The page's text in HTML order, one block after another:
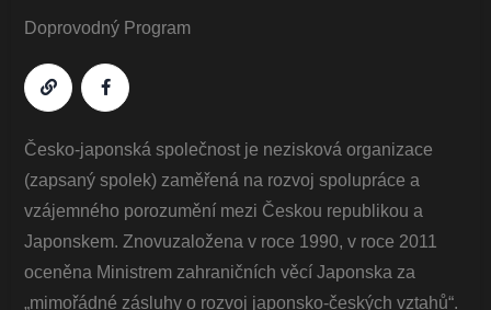
Doprovodný Program
Česko-japonská společnost je nezisková organizace
(zapsaný spolek) zaměřená na rozvoj spolupráce a
vzájemného porozumění mezi Českou republikou a
Japonskem. Znovuzaložena v roce 1990, v roce 2011
oceněna Ministrem zahraničních věcí Japonska za
„mimořádné zásluhy o rozvoj japonsko-českých vztahů“.